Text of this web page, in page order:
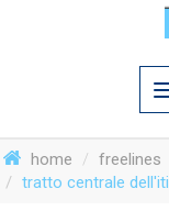
home freelines
tratto centrale